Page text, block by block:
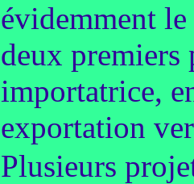
évidemment
deux premiers
importatrice,
exportation
Plusieurs